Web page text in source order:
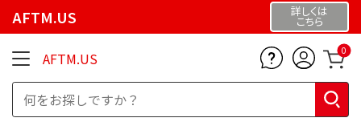
AFTM.US 詳しくは
こちら
AFTM.US 0